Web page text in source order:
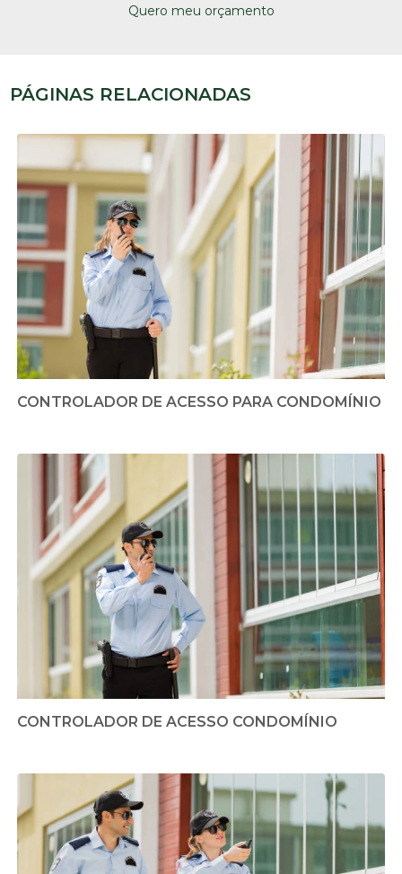
Quero meu orçamento
PÁGINAS RELACIONADAS
CONTROLADOR DE ACESSO PARA CONDOMÍNIO
CONTROLADOR DE ACESSO CONDOMÍNIO